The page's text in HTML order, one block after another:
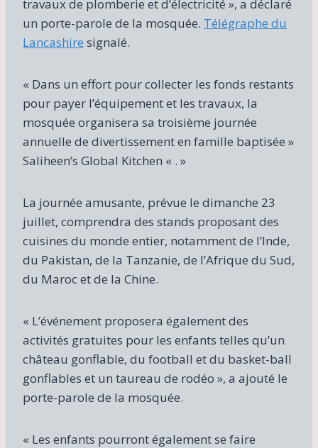
travaux de plomberie et d’électricité », a déclaré
un porte-parole de la mosquée. Télégraphe du
Lancashire signalé.
« Dans un effort pour collecter les fonds restants
pour payer l’équipement et les travaux, la
mosquée organisera sa troisième journée
annuelle de divertissement en famille baptisée »
Saliheen’s Global Kitchen « . »
La journée amusante, prévue le dimanche 23
juillet, comprendra des stands proposant des
cuisines du monde entier, notamment de l’Inde,
du Pakistan, de la Tanzanie, de l’Afrique du Sud,
du Maroc et de la Chine.
« L’événement proposera également des
activités gratuites pour les enfants telles qu’un
château gonflable, du football et du basket-ball
gonflables et un taureau de rodéo », a ajouté le
porte-parole de la mosquée.
« Les enfants pourront également se faire